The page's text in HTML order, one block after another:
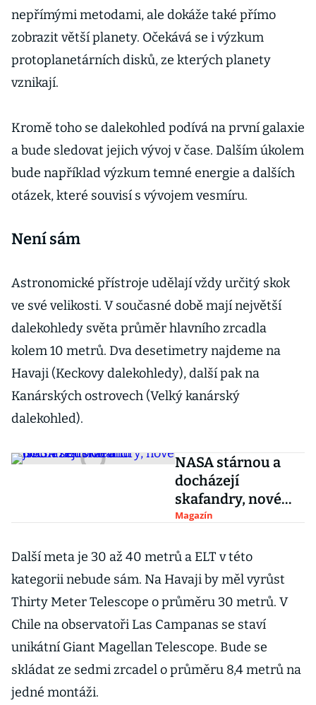
nepřímými metodami, ale dokáže také přímo
zobrazit větší planety. Očekává se i výzkum
protoplanetárních disků, ze kterých planety
vznikají.
Kromě toho se dalekohled podívá na první galaxie
a bude sledovat jejich vývoj v čase. Dalším úkolem
bude například výzkum temné energie a dalších
otázek, které souvisí s vývojem vesmíru.
Není sám
Astronomické přístroje udělají vždy určitý skok
ve své velikosti. V současné době mají největší
dalekohledy světa průměr hlavního zrcadla
kolem 10 metrů. Dva desetimetry najdeme na
Havaji (Keckovy dalekohledy), další pak na
Kanárských ostrovech (Velký kanárský
dalekohled).
NASA stárnou a
docházejí
skafandry, nové
jsou v nedohlednu
Magazín
Další meta je 30 až 40 metrů a ELT v této
kategorii nebude sám. Na Havaji by měl vyrůst
Thirty Meter Telescope o průměru 30 metrů. V
Chile na observatoři Las Campanas se staví
unikátní Giant Magellan Telescope. Bude se
skládat ze sedmi zrcadel o průměru 8,4 metrů na
jedné montáži.